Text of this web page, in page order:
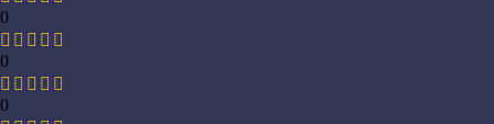
0
0
0